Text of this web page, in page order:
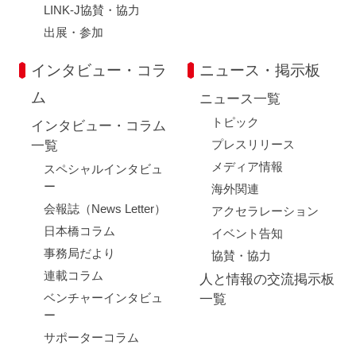
LINK-J協賛・協力
出展・参加
インタビュー・コラ
ム
インタビュー・コラム
一覧
スペシャルインタビュ
ー
会報誌（News Letter）
日本橋コラム
事務局だより
連載コラム
ベンチャーインタビュ
ー
サポーターコラム
ニュース・掲示板
ニュース一覧
トピック
プレスリリース
メディア情報
海外関連
アクセラレーション
イベント告知
協賛・協力
人と情報の交流掲示板
一覧